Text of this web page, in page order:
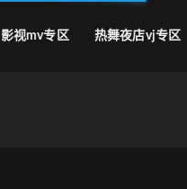
影视mv专区 热舞夜店vj专区